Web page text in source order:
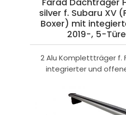
silver f. Subaru XV
Boxer) mit
2019-, 5-
2 Alu Komplettträger f.
integrierter und